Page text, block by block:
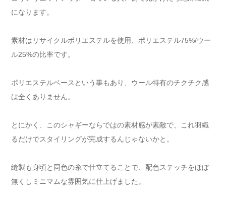
になります。
素材はリサイクルポリエステルを使用、ポリエステル75%/ウー
ル25%の比率です。
ポリエステルベースという事もあり、ウール特有のチクチク感
は全くありません。
とにかく、このシャギーならではの素材感が素敵で、これ羽織
るだけでスタイリングが完成するんじゃないかと。
縫製も身頃と同色の糸で仕立てることで、配色ステッチをほぼ
無くしミニマムな雰囲気に仕上げました。